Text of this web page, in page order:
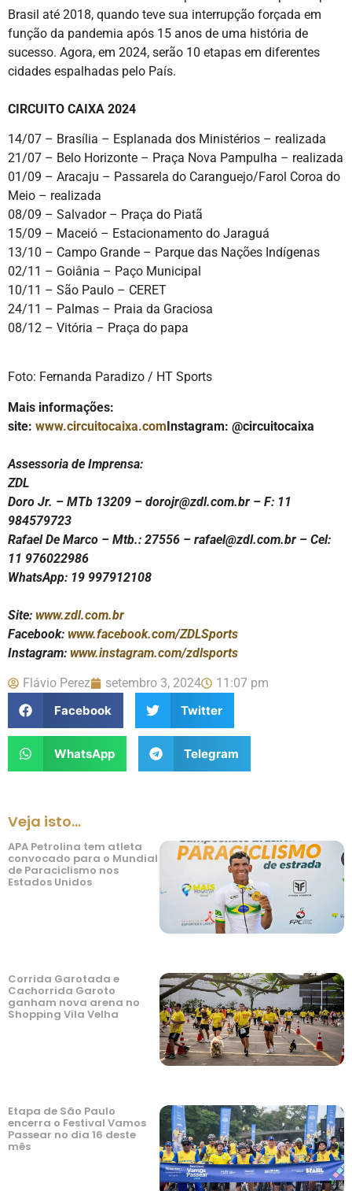
Brasil até 2018, quando teve sua interrupção forçada em
função da pandemia após 15 anos de uma história de
sucesso. Agora, em 2024, serão 10 etapas em diferentes
cidades espalhadas pelo País.
CIRCUITO CAIXA 2024
14/07 – Brasília – Esplanada dos Ministérios – realizada
21/07 – Belo Horizonte – Praça Nova Pampulha – realizada
01/09 – Aracaju – Passarela do Caranguejo/Farol Coroa do
Meio – realizada
08/09 – Salvador – Praça do Piatã
15/09 – Maceió – Estacionamento do Jaraguá
13/10 – Campo Grande – Parque das Nações Indígenas
02/11 – Goiânia – Paço Municipal
10/11 – São Paulo – CERET
24/11 – Palmas – Praia da Graciosa
08/12 – Vitória – Praça do papa
Foto: Fernanda Paradizo / HT Sports
Mais informações:
site: www.circuitocaixa.comInstagram: @circuitocaixa
Assessoria de Imprensa:
ZDL
Doro Jr. – MTb 13209 – dorojr@zdl.com.br – F: 11
984579723
Rafael De Marco – Mtb.: 27556 – rafael@zdl.com.br – Cel:
11 976022986
WhatsApp: 19 997912108
Site: www.zdl.com.br
Facebook: www.facebook.com/ZDLSports
Instagram: www.instagram.com/zdlsports
Flávio Perez setembro 3, 2024
11:07 pm
Facebook
Twitter
WhatsApp Telegram
Veja isto...
APA Petrolina tem atleta
convocado para o Mundial
de Paraciclismo nos
Estados Unidos
Corrida Garotada e
Cachorrida Garoto
ganham nova arena no
Shopping Vila Velha
Etapa de São Paulo
encerra o Festival Vamos
Passear no dia 16 deste
mês